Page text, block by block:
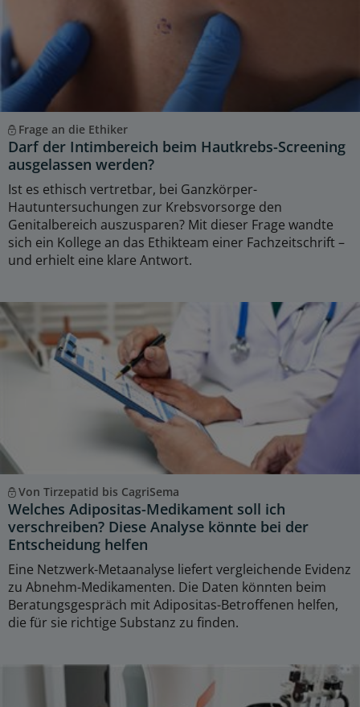
Frage an die Ethiker
Darf der Intimbereich beim Hautkrebs-Screening
ausgelassen werden?
Ist es ethisch vertretbar, bei Ganzkörper-
Hautuntersuchungen zur Krebsvorsorge den
Genitalbereich auszusparen? Mit dieser Frage wandte
sich ein Kollege an das Ethikteam einer Fachzeitschrift –
und erhielt eine klare Antwort.
Von Tirzepatid bis CagriSema
Welches Adipositas-Medikament soll ich
verschreiben? Diese Analyse könnte bei der
Entscheidung helfen
Eine Netzwerk-Metaanalyse liefert vergleichende Evidenz
zu Abnehm-Medikamenten. Die Daten könnten beim
Beratungsgespräch mit Adipositas-Betroffenen helfen,
die für sie richtige Substanz zu finden.